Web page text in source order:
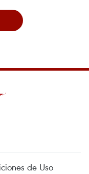
de Uso